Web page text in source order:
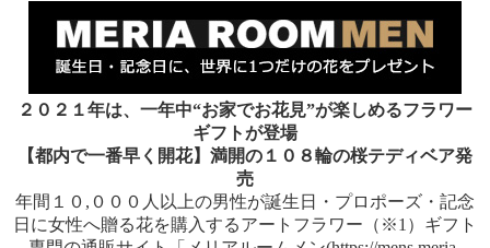
２０２１年は、一年中“お家でお花見”が楽しめるフラワー
ギフトが登場
【都内で一番早く開花】満開の１０８輪の桜テディベア発
売
年間１０,０００人以上の男性が誕生日・プロポーズ・記念
日に女性へ贈る花を購入するアートフラワー（※1）ギフト